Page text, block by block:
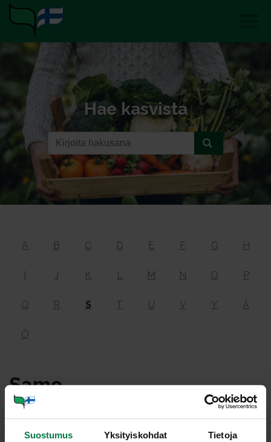
Suostumus Yksityiskohdat Tietoja
Hae kasvista
A B C D E F G H
I J K L M N O P
Q R S T U V Y Ä
Ö
Sa­mo